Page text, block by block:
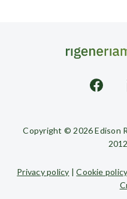
Copyright © 2026 Edison
Privacy policy |Cookie policy